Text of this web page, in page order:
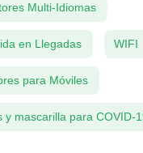
Multi-Idiomas
en Llegadas WIFI
para Móviles
y mascarilla para COVID-